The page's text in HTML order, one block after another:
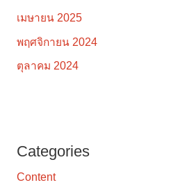
เมษายน 2025
พฤศจิกายน 2024
ตุลาคม 2024
Categories
Content